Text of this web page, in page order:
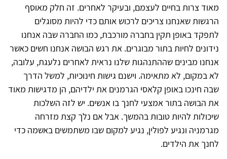
מאוד צרות בחיים לעצמם, ובעיקר לאחרים. זה חלק מאוסף
הרגשות שאנחנו צריכים לרכוש אותם כדי להיות מסוגלים
לתפקד באופן תקין בחברה מורכבת, כמו החברה שבה אנחנו
נידונים לחיות בתור מבוגרים. את רגש הבושה אנחנו חשים כאשר
אנחנו מבינים שההתנהגות שלנו נראית לאחרים נלעגת, עלובה,
לא במקום, לא מתאימה. וישנם גישות חינוכיות, למשל הדרך
שבה חינכו באופן קלאסי הגרמנים את ילדיהם, הן מדגישות מאוד
את הבושה בתור אמצעי לחנך בו אנשים. יש לזה השלכות
שיכולות להיות טובות בהמשך. אבל אם נלך קצת מזרחה
מגרמניה ונגיע לפולין, נגיע למקום שבו משתמשים באשמה כדי
לחנך את הילדים.